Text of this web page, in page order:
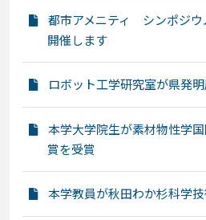
都市アメニティ シンポジウ
開催します
ロボット工学研究室が県発
本学大学院生が素材物性学
賞を受賞
本学教員が秋田わか杉科学